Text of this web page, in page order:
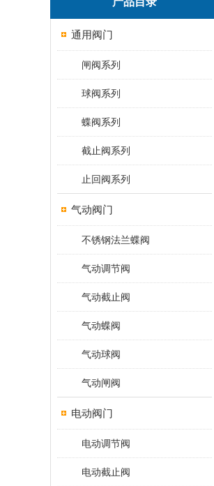
通用阀门
闸阀系列
球阀系列
蝶阀系列
截止阀系列
止回阀系列
气动阀门
不锈钢法兰蝶阀
气动调节阀
气动截止阀
气动蝶阀
气动球阀
气动闸阀
电动阀门
电动调节阀
电动截止阀